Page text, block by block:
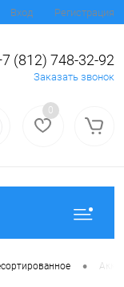
Вход Регистрация
(812) 748-32-92
Заказать звонок
0
•